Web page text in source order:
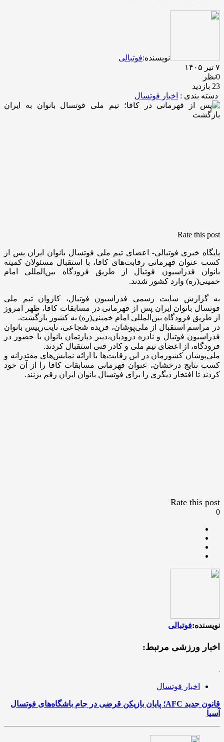
نویسنده:فوتبالی
۷ تیر ۱۴۰۵
0نظر
23 بازدید
دسته بندی : اخبار فوتسال
Rate this post
پایگاه خبری فوتبالی- اعضای تیم ملی فوتسال بانوان ایران پس از
کسب عنوان قهرمانی رقابت‌های کافا، با استقبال مسئولان کمیته
بانوان فدراسیون فوتبال از طریق فرودگاه بین‌المللی امام
خمینی(ره) وارد کشور شدند.
به گزارش سایت رسمی فدراسیون فوتبال، کاروان تیم ملی
فوتسال بانوان ایران پس از قهرمانی در مسابقات کافا، ظهر امروز
از طریق فرودگاه بین‌المللی امام خمینی(ره) به کشور بازگشت.
در مراسم استقبال از ملی‌پوشان، فریده شجاعی، نایب‌رییس بانوان
فدراسیون فوتبال و نادره درودیان،دبیر دپارتمان بانوان با حضور در
فرودگاه، از اعضای تیم ملی و کادر فنی استقبال کردند.
ملی‌پوشان کشورمان در این رقابت‌ها با ارائه نمایش‌های مقتدرانه و
کسب نتایج درخشان، عنوان قهرمانی مسابقات کافا را از آن خود
کردند تا افتخار دیگری را برای فوتسال بانوان ایران رقم بزنند.
Rate this post
0
نویسنده:فوتبالی
اخبار ورزشی مرتبط:
اخبار فوتسال
قانون جدید AFC؛ پایان بازیکن قرضی در جام باشگاه‌های فوتسال
آسیا